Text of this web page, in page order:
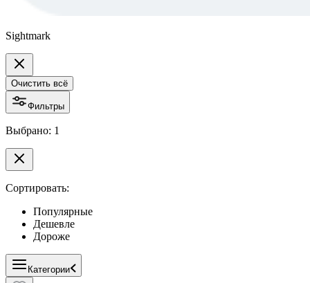
Sightmark
Очистить всё
Фильтры
Выбрано: 1
Сортировать:
Популярные
Дешевле
Дороже
Категории